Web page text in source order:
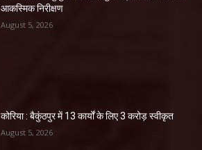
आकस्मिक निरीक्षण
August 5, 2026
कोरिया : बैकुंठपुर में 13 कार्यों के लिए 3 करोड़ स्वीकृत
August 5, 2026